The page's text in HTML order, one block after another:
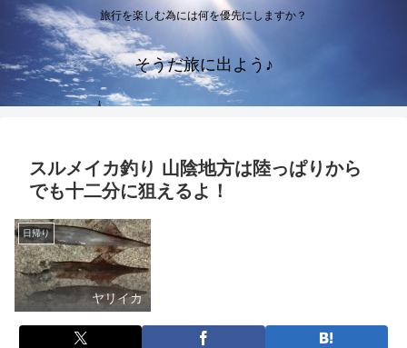
旅行を楽しむ為には何を優先にしますか？
そうだ旅に出よう♪
スルメイカ釣り 山陰地方は陸っぱりから
でも十二分に狙えるよ！
日帰り
ヤリイカ